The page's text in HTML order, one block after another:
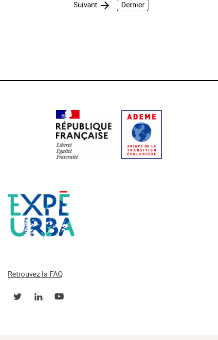
Suivant
Dernier
Retrouvez la FAQ